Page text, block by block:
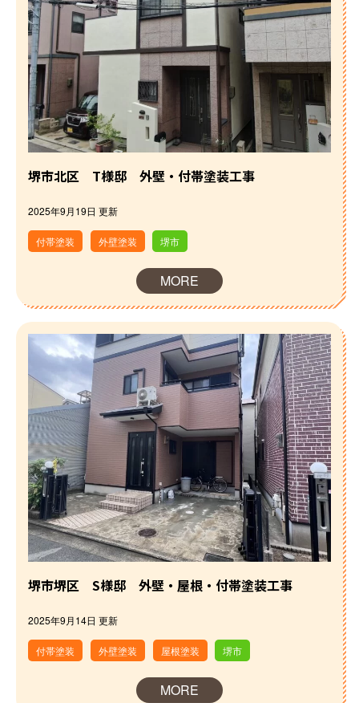
初めての方へ
会社案内
選ばれる理由
評判の声
施工事例
おすすめの塗装メニュー
堺市北区 T様邸 外壁・付帯塗装工事
2025年9月19日 更新
付帯塗装 外壁塗装 堺市
MORE
堺市堺区 S様邸 外壁・屋根・付帯塗装工事
2025年9月14日 更新
付帯塗装 外壁塗装 屋根塗装 堺市
MORE